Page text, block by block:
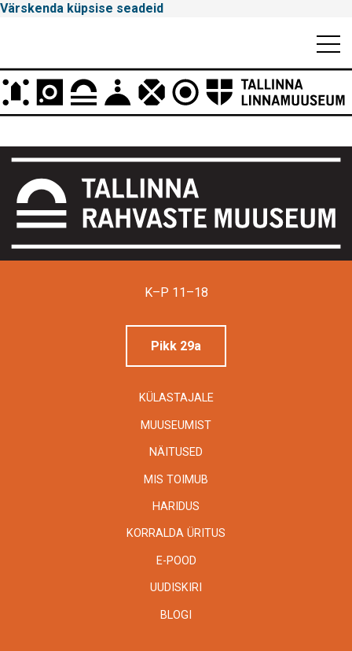
Värskenda küpsise seadeid
Peamenüü
K–P 11–18
Pikk 29a
KÜLASTAJALE
MUUSEUMIST
NÄITUSED
MIS TOIMUB
HARIDUS
KORRALDA ÜRITUS
E-POOD
UUDISKIRI
BLOGI